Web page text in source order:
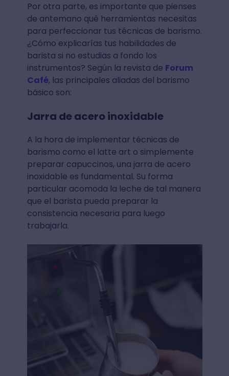
Por otra parte, es importante que pienses
de antemano qué herramientas necesitas
para perfeccionar tus técnicas de barismo.
¿Cómo explicarías tus habilidades de
barista si no estudias a fondo los
instrumentos? Según la revista de Forum
Café, las principales aliadas del barismo
básico son:
Jarra de acero inoxidable
A la hora de implementar técnicas de
barismo como el latte art o simplemente
preparar capuccinos, una jarra de acero
inoxidable es fundamental. Su forma
particular acomoda la leche de tal manera
que el barista pueda preparar la
consistencia necesaria para luego
trabajarla.